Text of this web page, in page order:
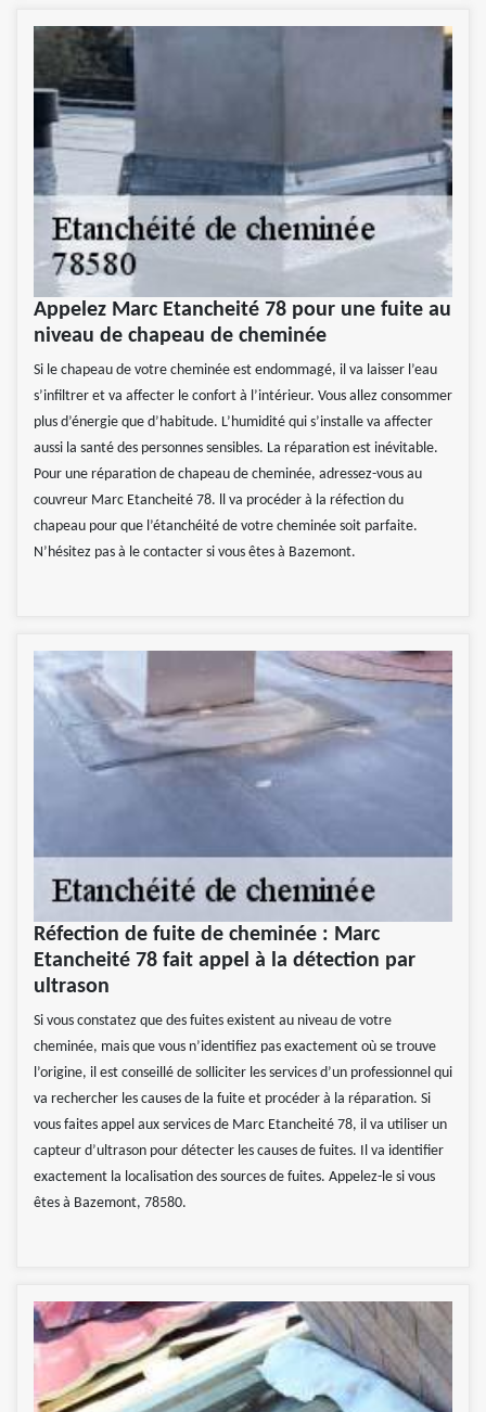
Appelez Marc Etancheité 78 pour une fuite au
niveau de chapeau de cheminée
Si le chapeau de votre cheminée est endommagé, il va laisser l’eau
s’infiltrer et va affecter le confort à l’intérieur. Vous allez consommer
plus d’énergie que d’habitude. L’humidité qui s’installe va affecter
aussi la santé des personnes sensibles. La réparation est inévitable.
Pour une réparation de chapeau de cheminée, adressez-vous au
couvreur Marc Etancheité 78. ll va procéder à la réfection du
chapeau pour que l’étanchéité de votre cheminée soit parfaite.
N’hésitez pas à le contacter si vous êtes à Bazemont.
Réfection de fuite de cheminée : Marc
Etancheité 78 fait appel à la détection par
ultrason
Si vous constatez que des fuites existent au niveau de votre
cheminée, mais que vous n’identifiez pas exactement où se trouve
l’origine, il est conseillé de solliciter les services d’un professionnel qui
va rechercher les causes de la fuite et procéder à la réparation. Si
vous faites appel aux services de Marc Etancheité 78, il va utiliser un
capteur d’ultrason pour détecter les causes de fuites. Il va identifier
exactement la localisation des sources de fuites. Appelez-le si vous
êtes à Bazemont, 78580.